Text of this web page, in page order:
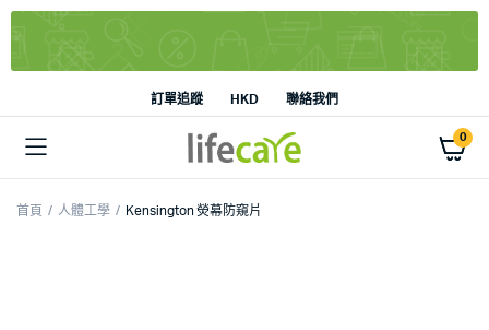
訂單追蹤 HKD 聯絡我們
0
首頁 人體工學 Kensington 熒幕防窺片